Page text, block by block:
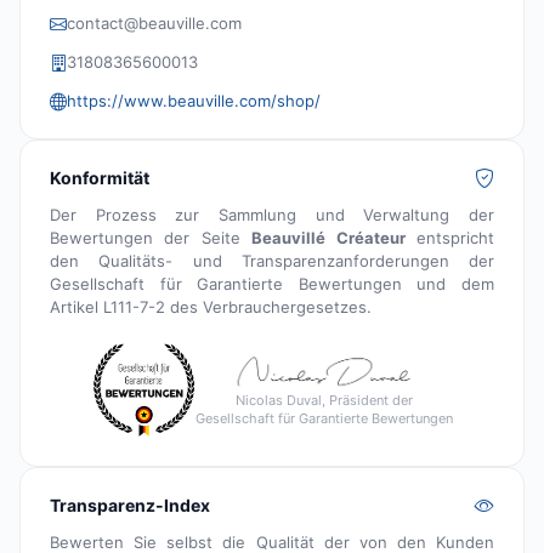
contact@beauville.com
31808365600013
https://www.beauville.com/shop/
Konformität
Der Prozess zur Sammlung und Verwaltung der
Bewertungen der SeiteBeauvillé Créateurentspricht
den Qualitäts- und Transparenzanforderungen der
Gesellschaft für Garantierte Bewertungen und dem
Artikel L111-7-2 des Verbrauchergesetzes.
Nicolas Duval, Präsident der
Gesellschaft für Garantierte Bewertungen
Transparenz-Index
Bewerten Sie selbst die Qualität der von den Kunden